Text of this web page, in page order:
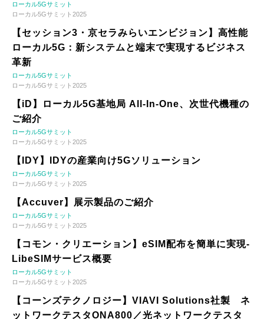
ローカル5Gサミット
ローカル5Gサミット2025
【セッション3・京セラみらいエンビジョン】高性能
ローカル5G：新システムと端末で実現するビジネス
革新
ローカル5Gサミット
ローカル5Gサミット2025
【iD】ローカル5G基地局 All-In-One、次世代機種の
ご紹介
ローカル5Gサミット
ローカル5Gサミット2025
【IDY】IDYの産業向け5Gソリューション
ローカル5Gサミット
ローカル5Gサミット2025
【Accuver】展示製品のご紹介
ローカル5Gサミット
ローカル5Gサミット2025
【コモン・クリエーション】eSIM配布を簡単に実現-
LibeSIMサービス概要
ローカル5Gサミット
ローカル5Gサミット2025
【コーンズテクノロジー】VIAVI Solutions社製 ネ
ットワークテスタONA800／光ネットワークテスタ